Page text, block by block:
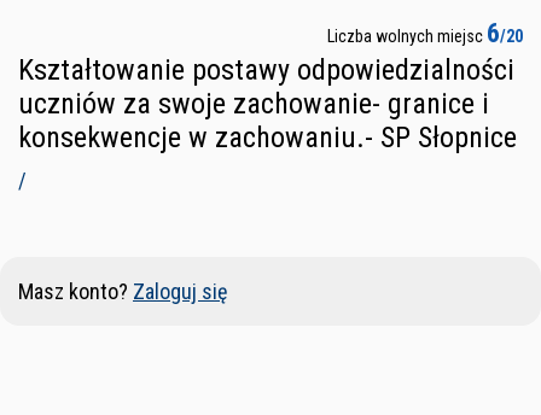
Liczba wolnych miejsc 6/20
Kształtowanie postawy odpowiedzialności
uczniów za swoje zachowanie- granice i
konsekwencje w zachowaniu.- SP Słopnice
/
Masz konto? Zaloguj się